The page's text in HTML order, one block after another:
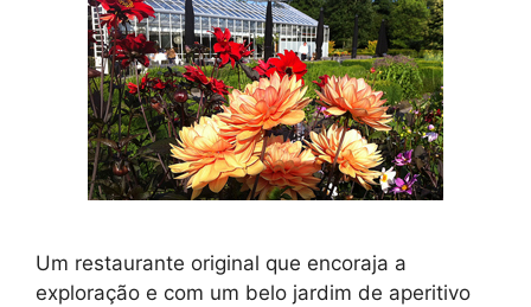
Um restaurante original que encoraja a
exploração e com um belo jardim de aperitivo